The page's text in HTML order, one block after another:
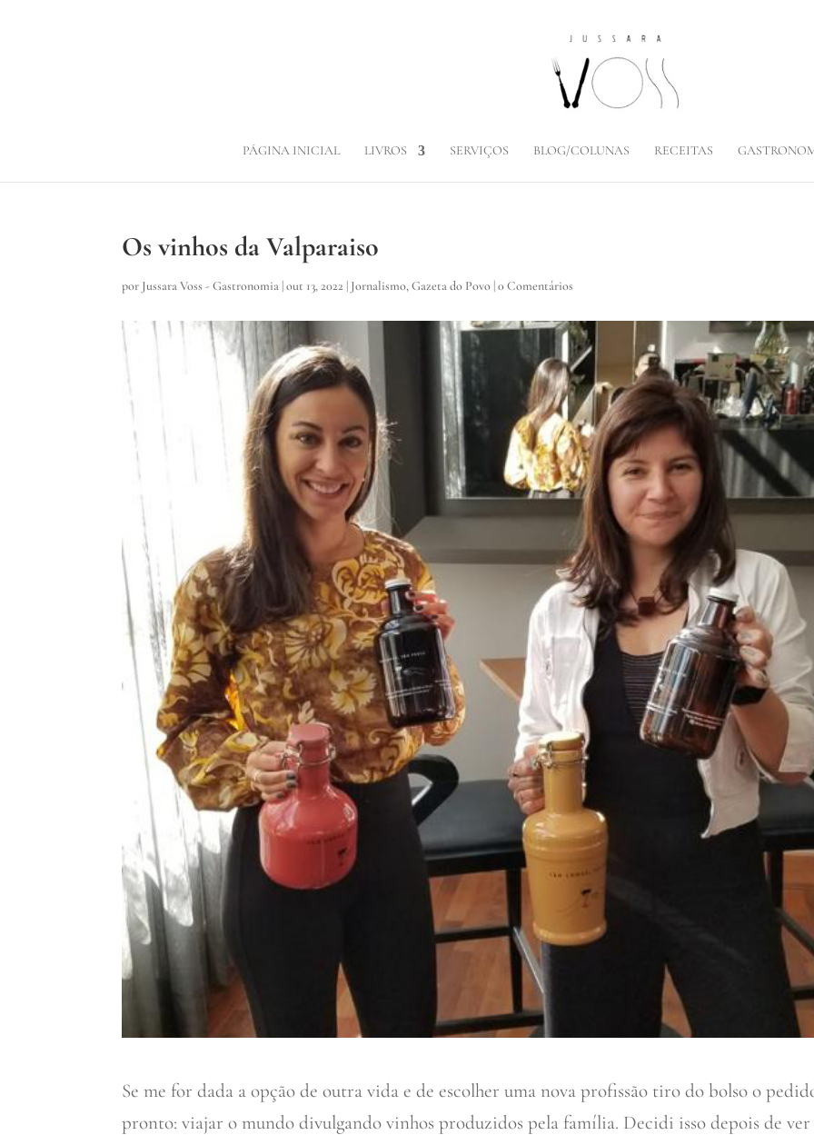
PÁGINA INICIAL LIVROS SERVIÇOS BLOG/COLUNAS RECEITAS
Os vinhos da Valparaiso
por Jussara Voss - Gastronomia |out 13, 2022 | Jornalismo,Gazeta do Povo |0 Comentários
Se me for dada a opção de outra vida e de escolher uma nova profissão tiro do bolso o
pronto: viajar o mundo divulgando vinhos produzidos pela família. Decidi isso depois de ver